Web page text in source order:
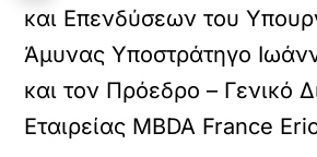
και Επενδύσεων του
Άμυνας Υποστράτηγο
και τον Πρόεδρο – Γενικό
Εταιρείας MBDA France